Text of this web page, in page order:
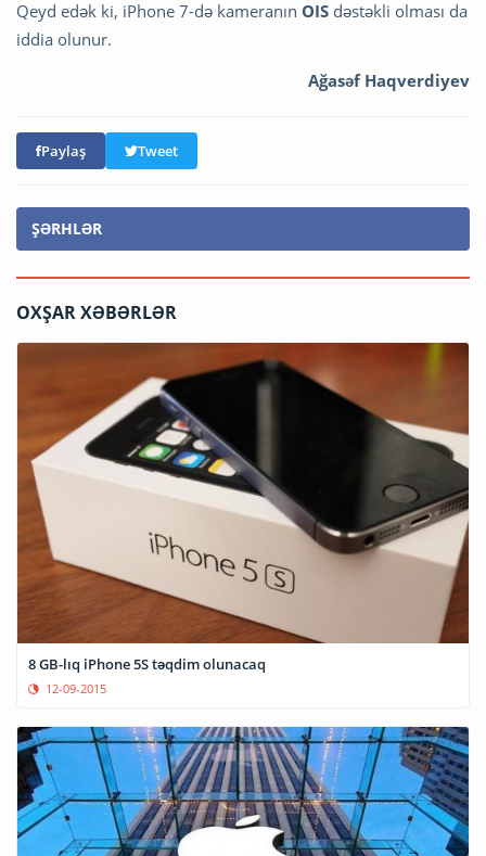
Qeyd edək ki, iPhone 7-də kameranın OIS dəstəkli olması da
iddia olunur.
Ağasəf Haqverdiyev
Paylaş Tweet
ŞƏRHLƏR
OXŞAR XƏBƏRLƏR
8 GB-lıq iPhone 5S təqdim olunacaq
12-09-2015